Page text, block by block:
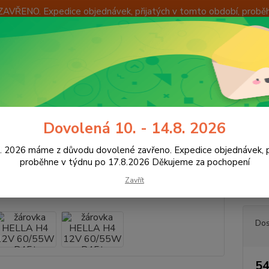
Expedice objednávek, přijatých v tomto období,
OKAMŽITÁ VÝMĚNA ZBOŽÍ
Hledat 8:00 -
Hella 12V žárovka HELLA H4 12V 60/55W P45t
HELLA H4 12V 60/55W
Dovolená 10. - 14.8. 2026
2026 máme z důvodu dovolené zavřeno. Expedice
proběhne v týdnu po 17.8.2026 Děkujeme za pochopení
Zavřít